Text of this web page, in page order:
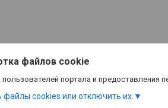
файлов cookie
портала и предоставления
cookies или отключить их.